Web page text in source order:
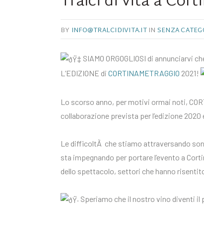
BY INFO@TRALCIDIVITA.IT IN SENZA
SIAMO ORGOGLIOSI di annunciarvi
L’EDIZIONE di CORTINAMETRAGGIO 2021!
Lo scorso anno, per motivi ormai noti,
collaborazione prevista per l’edizione
Le difficoltÃ che stiamo attraversando
sta impegnando per portare l’evento a
dello spettacolo, settori che hanno
Speriamo che il nostro vino diventi il